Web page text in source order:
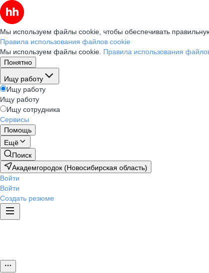
Мы используем файлы cookie, чтобы обеспечивать
Правила использования файлов cookie
Мы используем файлы cookie. Правила использования
Понятно
Ищу работу
Ищу работу
Ищу работу
Ищу сотрудника
Сервисы
Помощь
Ещё
Поиск
Академгородок (Новосибирская область)
Войти
Войти
Создать резюме